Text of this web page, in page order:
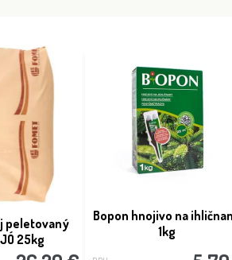
44.40 €
peletovaný
25kg
Bopon hnojivo na
1kg